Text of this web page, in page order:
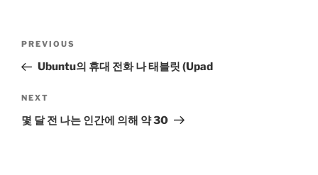
Previous
Post
PREVIOUS
Ubuntu의 휴대 전화 나 태블릿 (Upad
Next
Post
NEXT
몇 달 전 나는 인간에 의해 약 30